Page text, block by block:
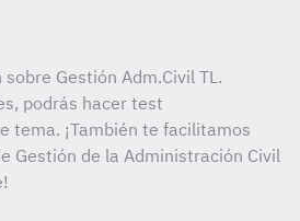
Gestión Adm.Civil TL.
podrás hacer test
tema. ¡También te facilitamos
Gestión de la Administración Civil